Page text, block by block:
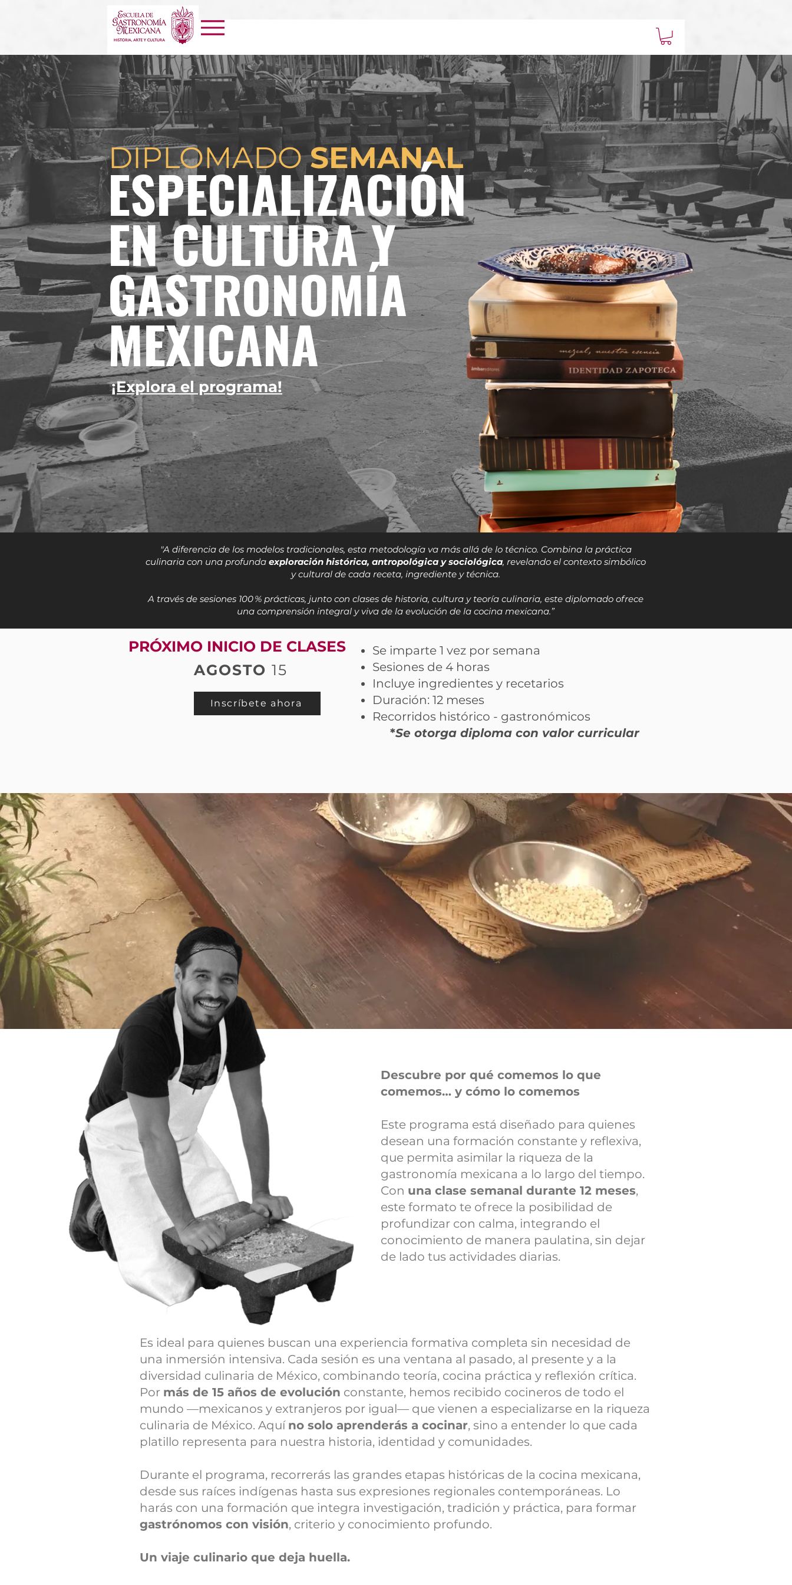
DIPLOMADOSEMANAL
ESPECIALIZACIÓN
EN CULTURA Y
GASTRONOMÍA
MEXICANA
¡Explora el programa!
"A diferencia de los modelos tradicionales, esta metodología va más allá de lo técnico. Combina la práctica
culinaria con una profunda exploración histórica, antropológica y sociológica, revelando el contexto simbólico
y cultural de cada receta, ingrediente y técnica.
A través de sesiones 100 % prácticas, junto con clases de historia, cultura y teoría culinaria, este diplomado ofrece
una comprensión integral y viva de la evolución de la cocina mexicana.”
PRÓXIMO INICIO DE CLASES
AGOSTO 15
Inscríbete ahora
Se imparte 1 vez por semana
Sesiones de 4 horas
Incluye ingredientes y recetarios
Duración: 12 meses
Recorridos histórico - gastronómicos
*Se otorga diploma con valor curricular
Descubre por qué comemos lo que
comemos… y cómo lo comemos
Este programa está diseñado para quienes
desean una formación constante y reflexiva,
que permita asimilar la riqueza de la
gastronomía mexicana a lo largo del tiempo.
Con una clase semanal durante 12 meses,
este formato te ofrece la posibilidad de
profundizar con calma, integrando el
conocimiento de manera paulatina, sin dejar
de lado tus actividades diarias.
Es ideal para quienes buscan una experiencia formativa completa sin necesidad de
una inmersión intensiva. Cada sesión es una ventana al pasado, al presente y a la
diversidad culinaria de México, combinando teoría, cocina práctica y reflexión crítica.
Por más de 15 años de evolución constante, hemos recibido cocineros de todo el
mundo —mexicanos y extranjeros por igual— que vienen a especializarse en la riqueza
culinaria de México. Aquí no solo aprenderás a cocinar, sino a entender lo que cada
platillo representa para nuestra historia, identidad y comunidades.
Durante el programa, recorrerás las grandes etapas históricas de la cocina mexicana,
desde sus raíces indígenas hasta sus expresiones regionales contemporáneas. Lo
harás con una formación que integra investigación, tradición y práctica, para formar
gastrónomos con visión, criterio y conocimiento profundo.
Un viaje culinario que deja huella.